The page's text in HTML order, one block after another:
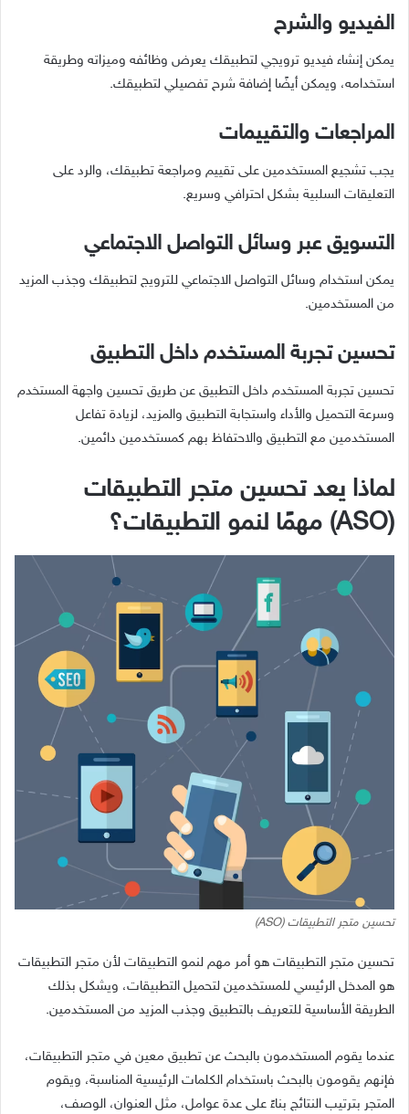
الفيديو والشرح
يمكن إنشاء فيديو ترويجي لتطبيقك يعرض وظائفه وميزاته وطريقة
استخدامه، ويمكن أيضًا إضافة شرح تفصيلي لتطبيقك.
المراجعات والتقييمات
يجب تشجيع المستخدمين على تقييم ومراجعة تطبيقك، والرد على
التعليقات السلبية بشكل احترافي وسريع.
التسويق عبر وسائل التواصل الاجتماعي
يمكن استخدام وسائل التواصل الاجتماعي للترويج لتطبيقك وجذب المزيد
من المستخدمين.
تحسين تجربة المستخدم داخل التطبيق
تحسين تجربة المستخدم داخل التطبيق عن طريق تحسين واجهة المستخدم
وسرعة التحميل والأداء واستجابة التطبيق والمزيد، لزيادة تفاعل
المستخدمين مع التطبيق والاحتفاظ بهم كمستخدمين دائمين.
لماذا يعد تحسين متجر التطبيقات
(ASO) مهمًا لنمو التطبيقات؟
تحسين متجر التطبيقات (ASO)
تحسين متجر التطبيقات هو أمر مهم لنمو التطبيقات لأن متجر التطبيقات
هو المدخل الرئيسي للمستخدمين لتحميل التطبيقات، ويشكل بذلك
الطريقة الأساسية للتعريف بالتطبيق وجذب المزيد من المستخدمين.
عندما يقوم المستخدمون بالبحث عن تطبيق معين في متجر التطبيقات،
فإنهم يقومون بالبحث باستخدام الكلمات الرئيسية المناسبة، ويقوم
المتجر بترتيب النتائج بناءً على عدة عوامل، مثل العنوان، الوصف،